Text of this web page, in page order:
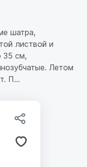
шатра,
листвой и
35 см,
Летом
П...